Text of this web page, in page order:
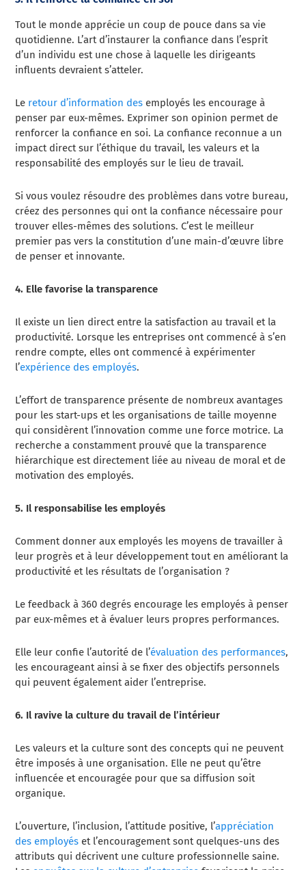
Tout le monde apprécie un coup de pouce dans sa vie
quotidienne. L’art d’instaurer la confiance dans l’esprit
d’un individu est une chose à laquelle les dirigeants
influents devraient s’atteler.
Le retour d’information des employés les encourage à
penser par eux-mêmes. Exprimer son opinion permet de
renforcer la confiance en soi. La confiance reconnue a un
impact direct sur l’éthique du travail, les valeurs et la
responsabilité des employés sur le lieu de travail.
Si vous voulez résoudre des problèmes dans votre bureau,
créez des personnes qui ont la confiance nécessaire pour
trouver elles-mêmes des solutions. C’est le meilleur
premier pas vers la constitution d’une main-d’œuvre libre
de penser et innovante.
4. Elle favorise la transparence
Il existe un lien direct entre la satisfaction au travail et la
productivité. Lorsque les entreprises ont commencé à s’en
rendre compte, elles ont commencé à expérimenter
l’expérience des employés.
L’effort de transparence présente de nombreux avantages
pour les start-ups et les organisations de taille moyenne
qui considèrent l’innovation comme une force motrice. La
recherche a constamment prouvé que la transparence
hiérarchique est directement liée au niveau de moral et de
motivation des employés.
5. Il responsabilise les employés
Comment donner aux employés les moyens de travailler à
leur progrès et à leur développement tout en améliorant la
productivité et les résultats de l’organisation ?
Le feedback à 360 degrés encourage les employés à penser
par eux-mêmes et à évaluer leurs propres performances.
Elle leur confie l’autorité de l’évaluation des performances,
les encourageant ainsi à se fixer des objectifs personnels
qui peuvent également aider l’entreprise.
6. Il ravive la culture du travail de l’intérieur
Les valeurs et la culture sont des concepts qui ne peuvent
être imposés à une organisation. Elle ne peut qu’être
influencée et encouragée pour que sa diffusion soit
organique.
L’ouverture, l’inclusion, l’attitude positive, l’appréciation
des employés et l’encouragement sont quelques-uns des
attributs qui décrivent une culture professionnelle saine.